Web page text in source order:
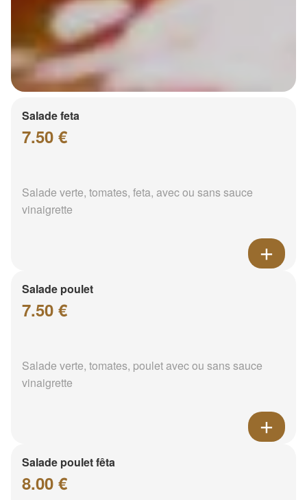
Salade feta
7.50 €
Salade verte, tomates, feta, avec ou sans sauce
vinaigrette
Salade poulet
7.50 €
Salade verte, tomates, poulet avec ou sans sauce
vinaigrette
Salade poulet fêta
8.00 €